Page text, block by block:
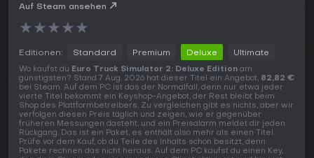
Auf Steam ansehen
★★★★★
Editionen: Standard Premium Deluxe Ultimate
Wo kaufst du Euro Truck Simulator 2: Deluxe Edition am
günstigsten? Stand 7 Aug. 2026 hat dieser Titel ein Angebot, 82,82 €
bei Steam. Auf dem PC ist das der Normalfall, denn nur etwa jeder
vierte Titel bekommt ein Keyshop-Angebot, der Rest bleibt beim
Shop des Plattformbetreibers. Zu vergleichen gibt es nichts, aber wir
verfolgen diesen Preis täglich und zeigen, wie er gegenüber
früheren Messungen dasteht, und ein Preisalarm meldet dir jeden
Rückgang. Das ist ein Paket, es enthält also mehr als einen Titel.
Prüfe vor dem Kauf, ob du Teile des Inhalts schon besitzt, denn
Pakete rechnen das nicht heraus. Auf dem PC kaufst du einen Key,